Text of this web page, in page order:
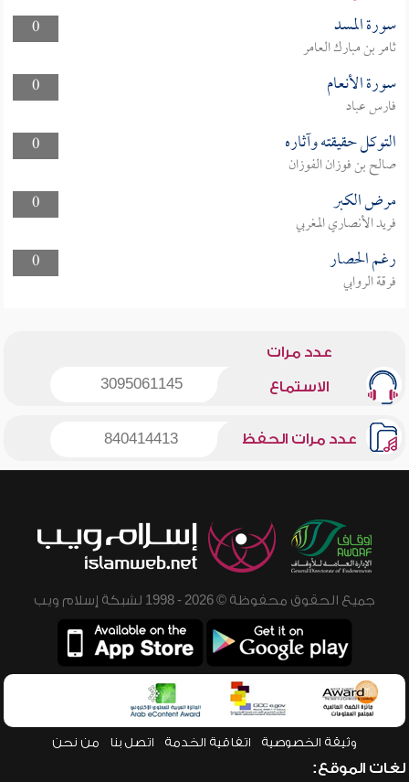
0 سورة المسد
ثامر بن مبارك العامر
0
سورة الأنعام
فارس عباد
0
التوكل حقيقته وآثاره
صالح بن فوزان الفوزان
0
مرض الكبر
فريد الأنصاري المغربي
0
رغم الحصار
فرقة الروابي
عدد مرات
الاستماع 3095061145
عدد مرات الحفظ 840414413
جميع الحقوق محفوظة © 2026 - 1998 لشبكة إسلام ويب
وثيقة الخصوصية اتفاقية الخدمة اتصل بنا من نحن
لغات الموقع: